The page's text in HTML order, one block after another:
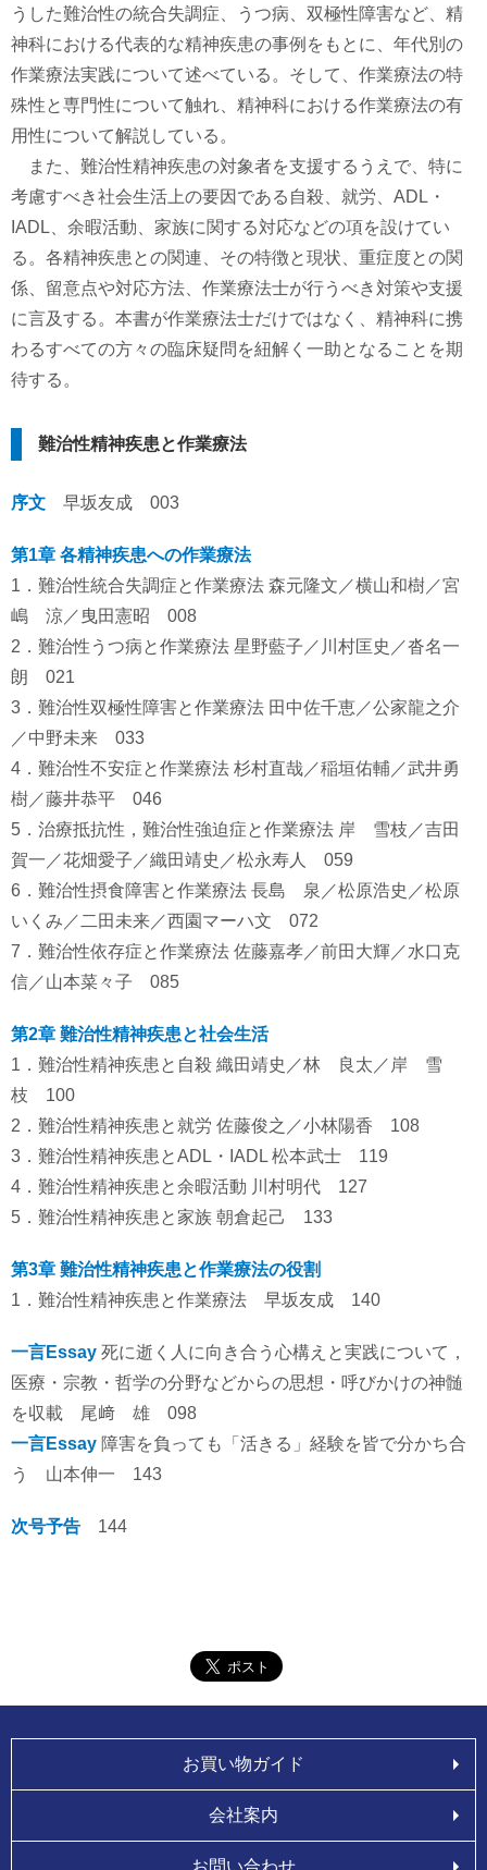
うした難治性の統合失調症、うつ病、双極性障害など、精
神科における代表的な精神疾患の事例をもとに、年代別の
作業療法実践について述べている。そして、作業療法の特
殊性と専門性について触れ、精神科における作業療法の有
用性について解説している。
また、難治性精神疾患の対象者を支援するうえで、特に
考慮すべき社会生活上の要因である自殺、就労、ADL・
IADL、余暇活動、家族に関する対応などの項を設けてい
る。各精神疾患との関連、その特徴と現状、重症度との関
係、留意点や対応方法、作業療法士が行うべき対策や支援
に言及する。本書が作業療法士だけではなく、精神科に携
わるすべての方々の臨床疑問を紐解く一助となることを期
待する。
難治性精神疾患と作業療法
序文 早坂友成 003
第1章 各精神疾患への作業療法
1．難治性統合失調症と作業療法 森元隆文／横山和樹／宮
嶋 涼／曳田憲昭 008
2．難治性うつ病と作業療法 星野藍子／川村匡史／沓名一
朗 021
3．難治性双極性障害と作業療法 田中佐千恵／公家龍之介
／中野未来 033
4．難治性不安症と作業療法 杉村直哉／稲垣佑輔／武井勇
樹／藤井恭平 046
5．治療抵抗性，難治性強迫症と作業療法 岸 雪枝／吉田
賀一／花畑愛子／織田靖史／松永寿人 059
6．難治性摂食障害と作業療法 長島 泉／松原浩史／松原
いくみ／二田未来／西園マーハ文 072
7．難治性依存症と作業療法 佐藤嘉孝／前田大輝／水口克
信／山本菜々子 085
第2章 難治性精神疾患と社会生活
1．難治性精神疾患と自殺 織田靖史／林 良太／岸 雪
枝 100
2．難治性精神疾患と就労 佐藤俊之／小林陽香 108
3．難治性精神疾患とADL・IADL 松本武士 119
4．難治性精神疾患と余暇活動 川村明代 127
5．難治性精神疾患と家族 朝倉起己 133
第3章 難治性精神疾患と作業療法の役割
1．難治性精神疾患と作業療法 早坂友成 140
一言Essay 死に逝く人に向き合う心構えと実践について，
医療・宗教・哲学の分野などからの思想・呼びかけの神髄
を収載 尾﨑 雄 098
一言Essay 障害を負っても「活きる」経験を皆で分かち合
う 山本伸一 143
次号予告 144
お買い物ガイド
会社案内
お問い合わせ